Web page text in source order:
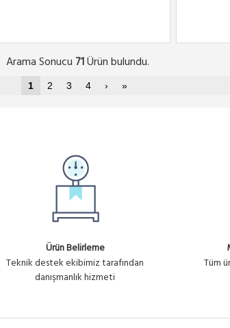
Arama Sonucu 71Ürün bulundu.
1 2 3 4 › »
Ürün Belirleme
Teknik destek ekibimiz tarafından
danışmanlık hizmeti
Tüm